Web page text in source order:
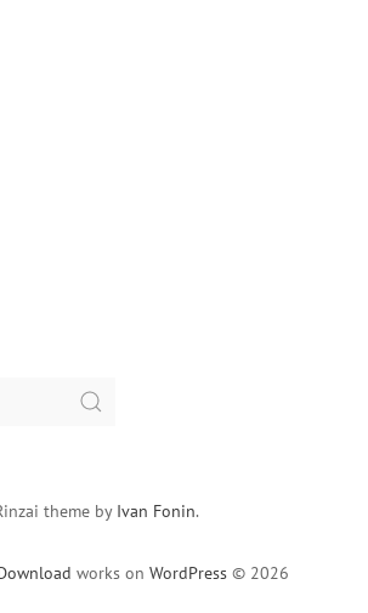
works on WordPress © 2026
theme by Ivan Fonin.